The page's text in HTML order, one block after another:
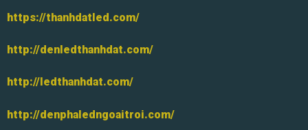
https://thanhdatled.com/
http://denledthanhdat.com/
http://ledthanhdat.com/
http://denphaledngoaitroi.com/